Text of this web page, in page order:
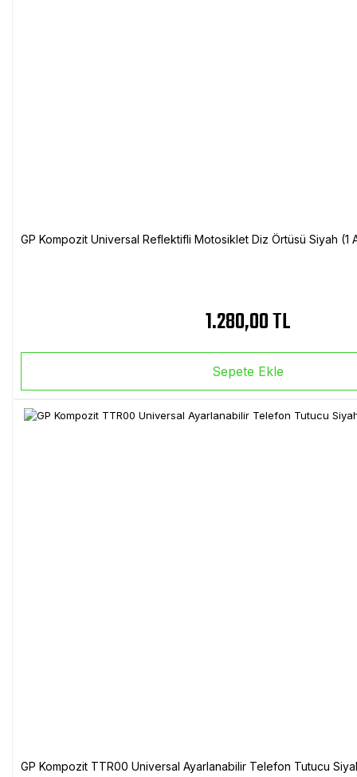
GP Kompozit Universal Reflektifli Motosiklet Diz Örtüsü Siyah
1.280,00 TL
Sepete Ekle
GP Kompozit TTR00 Universal Ayarlanabilir Telefon Tutucu